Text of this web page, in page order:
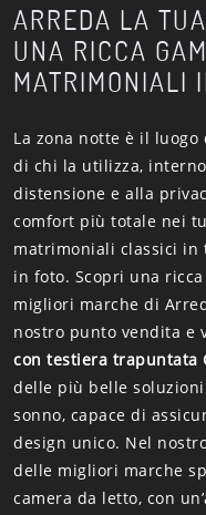
ARREDA LA
UNA RICCA
MATRIMONIALI
La zona notte è il
di chi la utilizza,
distensione e alla
comfort più totale nei
matrimoniali classici in
in foto. Scopri una
migliori marche di
nostro punto vendita e
con testiera trapuntata
delle più belle
sonno, capace di
design unico. Nel
delle migliori marche
camera da letto, con